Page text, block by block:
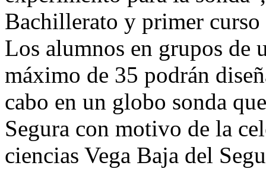
Bachillerato y primer
Los alumnos en grupos de
máximo de 35 podrán
cabo en un globo sonda
Segura con motivo de la
ciencias Vega Baja del